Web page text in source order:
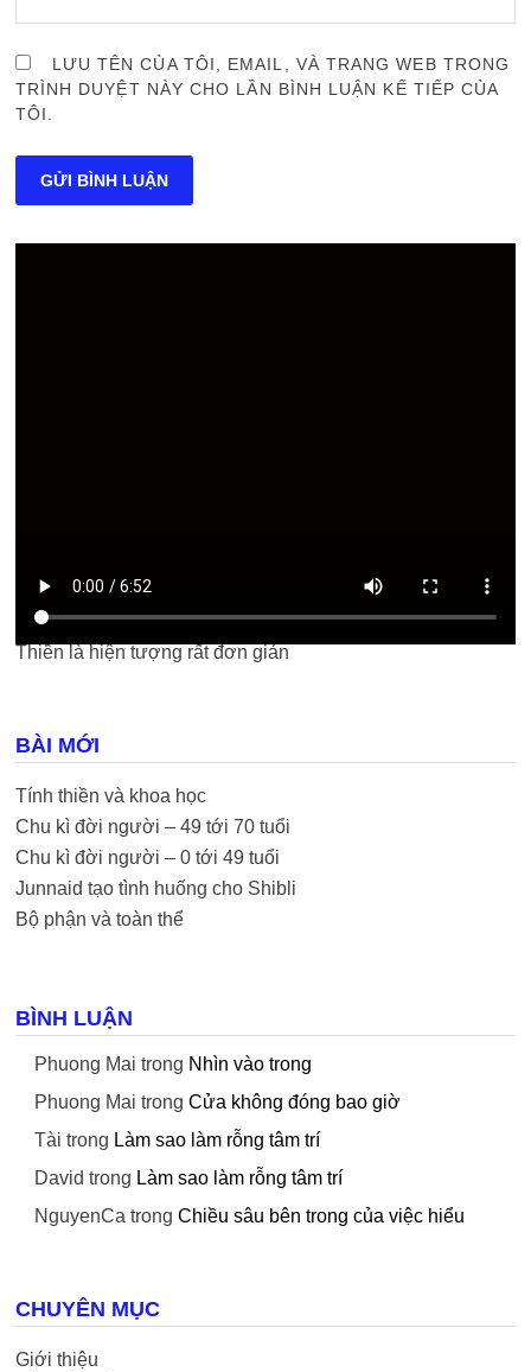
LƯU TÊN CỦA TÔI, EMAIL, VÀ TRANG WEB TRONG
TRÌNH DUYỆT NÀY CHO LẦN BÌNH LUẬN KẾ TIẾP CỦA
TÔI.
Thiền là hiện tượng rất đơn giản
BÀI MỚI
Tính thiền và khoa học
Chu kì đời người – 49 tới 70 tuổi
Chu kì đời người – 0 tới 49 tuổi
Junnaid tạo tình huống cho Shibli
Bộ phận và toàn thể
BÌNH LUẬN
Phuong Mai trong Nhìn vào trong
Phuong Mai trong Cửa không đóng bao giờ
Tài trong Làm sao làm rỗng tâm trí
David trong Làm sao làm rỗng tâm trí
NguyenCa trong Chiều sâu bên trong của việc hiểu
CHUYÊN MỤC
Giới thiệu